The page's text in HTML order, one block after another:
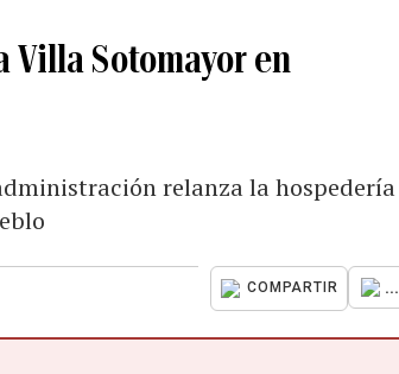
Villa Sotomayor en
relanza la hospedería
COMPARTIR ...